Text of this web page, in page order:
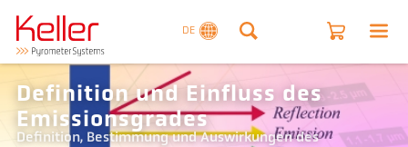
DE
Definition und Einfluss des
Emissionsgrades
Definition, Bestimmung und Auswirkungen des